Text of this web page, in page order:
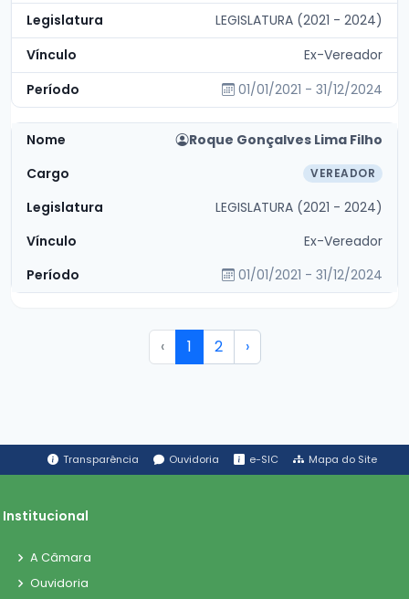
LEGISLATURA (2021 - 2024)
Ex-Vereador
01/01/2021 - 31/12/2024
Roque Gonçalves Lima Filho
VEREADOR
LEGISLATURA (2021 - 2024)
Ex-Vereador
01/01/2021 - 31/12/2024
‹ 1 2 ›
Transparência Ouvidoria e-SIC Mapa do Site
Institucional
A Câmara
Ouvidoria